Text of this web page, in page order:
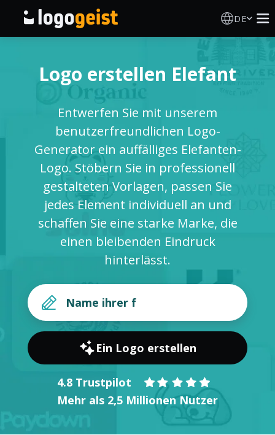
DE
KI Logo Generator
Logo Ideen
Druckprodukte
Blog
ANMELDEN
Logo erstellen Elefant
Entwerfen Sie mit unserem
benutzerfreundlichen Logo-
Generator ein auffälliges Elefanten-
Logo. Stöbern Sie in professionell
gestalteten Vorlagen, passen Sie
jedes Element individuell an und
schaffen Sie eine starke Marke, die
einen bleibenden Eindruck
hinterlässt.
Ein Logo erstellen
4.8 Trustpilot
Mehr als 2,5 Millionen Nutzer